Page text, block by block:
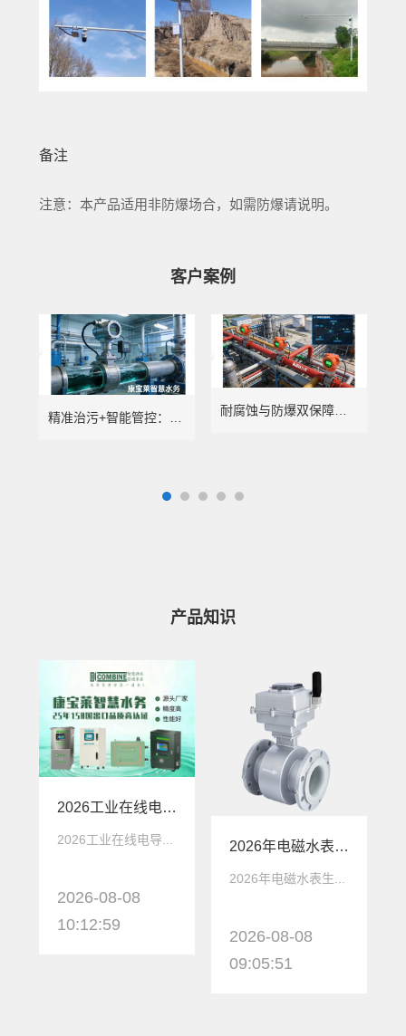
备注
注意：本产品适用非防爆场合，如需防爆请说明。
客户案例
耐腐蚀与防爆双保障：康宝莱智慧水务赋能化工行业精准计量
产品知识
2026工业在线电导率仪生产厂家深度解析：康宝莱智慧水务如何定义国产替代新标杆
2026工业在线电导...
2026-08-08
10:12:59
2026年电磁水表生产厂家 - 康宝莱水务M6500系列应用场景
2026年电磁水表生...
2026-08-08
09:05:51